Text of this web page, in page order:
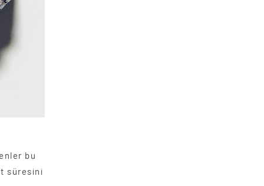
bu
süresini